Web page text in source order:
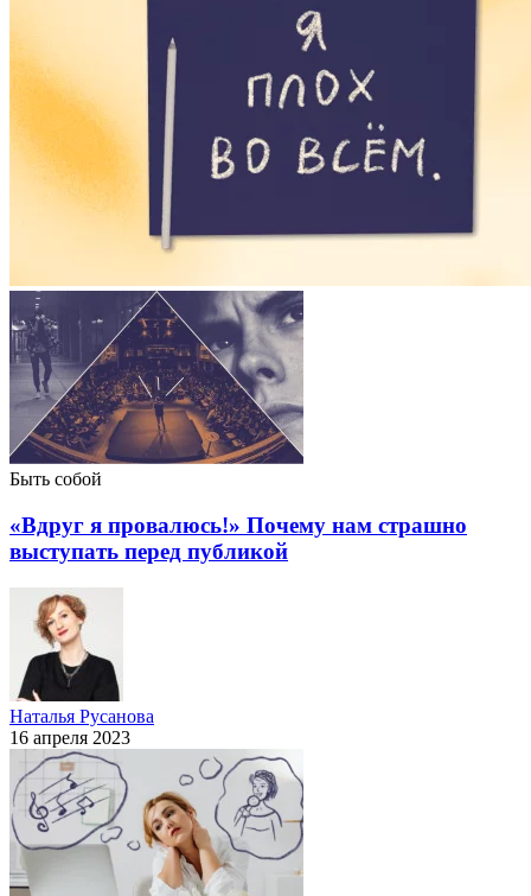
Быть собой
«Вдруг я провалюсь!» Почему нам страшно
выступать перед публикой
Наталья Русанова
16 апреля 2023